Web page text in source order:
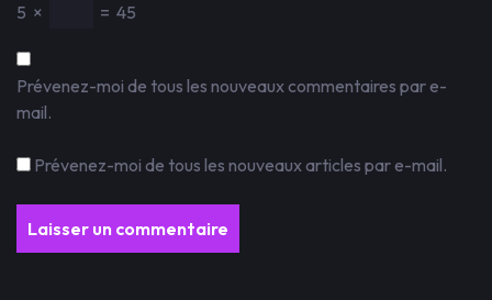
5 × = 45
Prévenez-moi de tous les nouveaux commentaires par e-
mail.
Prévenez-moi de tous les nouveaux articles par e-mail.